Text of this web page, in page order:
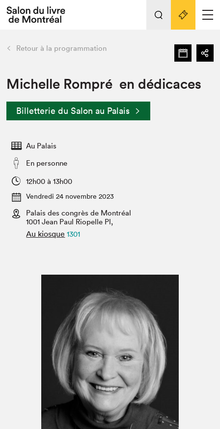
Espace exposant⋅e⋅s
Espace enseignant·e·s
Espace médias
L'événement
Préparer sa visite au Salon
Actualités
SLM PRO
retour Nos activités
Préparer sa visite
Salon dans la ville et en ligne
Projets partenaires
Liens pratiques
Retour à la programmation
Michelle Rompré en dédicaces
Billetterie du Salon au Palais
Au Palais
En personne
12h00 à 13h00
Vendredi 24 novembre 2023
Palais des congrès de Montréal
1001 Jean Paul Riopelle Pl,
Au kiosque 1301